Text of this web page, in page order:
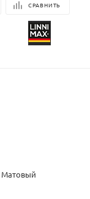
СРАВНИТЬ
Матовый